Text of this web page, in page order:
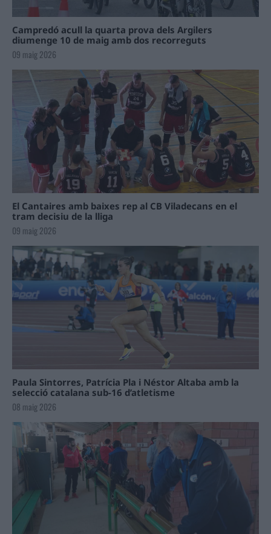
Campredó acull la quarta prova dels Argilers
diumenge 10 de maig amb dos recorreguts
09 maig 2026
El Cantaires amb baixes rep al CB Viladecans en el
tram decisiu de la lliga
09 maig 2026
Paula Sintorres, Patrícia Pla i Néstor Altaba amb la
selecció catalana sub-16 d’atletisme
08 maig 2026